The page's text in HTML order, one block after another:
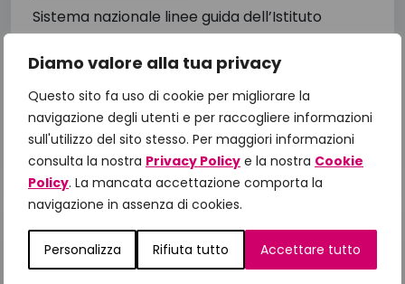
Diamo valore alla tua privacy
Questo sito fa uso di cookie per migliorare la
navigazione degli utenti e per raccogliere informazioni
sull'utilizzo del sito stesso. Per maggiori informazioni
consulta la nostra Privacy Policy e la nostra Cookie
Policy. La mancata accettazione comporta la
navigazione in assenza di cookies.
Personalizza Rifiuta tutto Accettare tutto
Sistema nazionale linee guida dell’Istituto
Sanità)
Patient Advocacy
Ultime news pubblicate